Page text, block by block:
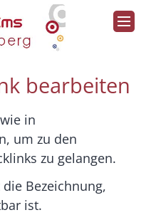
bearbeiten
in
um zu den
zu gelangen.
die Bezeichnung,
ist.